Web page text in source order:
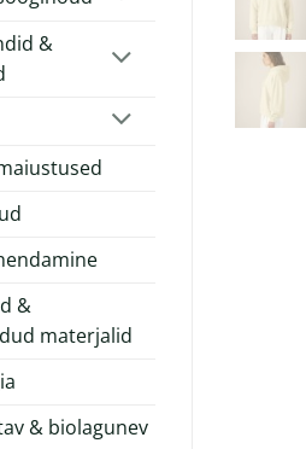
&
&
materjalid
& biolagunev